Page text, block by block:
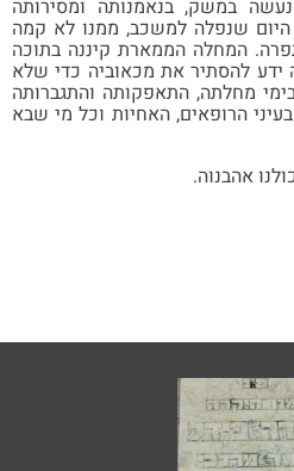
במשק, בנאמנותה ומסירותה
שנפלה למשכב, ממנו לא קמה
המחלה הממארת קיננה בתוכה
להסתיר את מכאוביה כדי שלא
מחלתה, התאפקותה והתגברותה
הרופאים, האחיות וכל מי שבא
אהבנוה.